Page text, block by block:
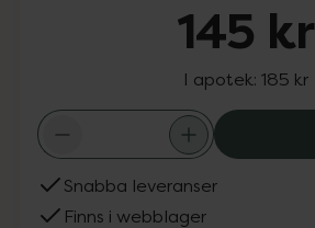
145 kr
I apotek: 185 kr
Snabba leveranser
Finns i webblager